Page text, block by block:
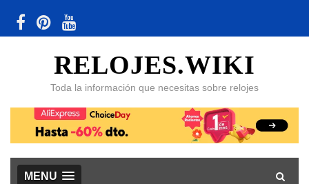
RELOJES.WIKI
Toda la información que necesitas sobre relojes
MENU